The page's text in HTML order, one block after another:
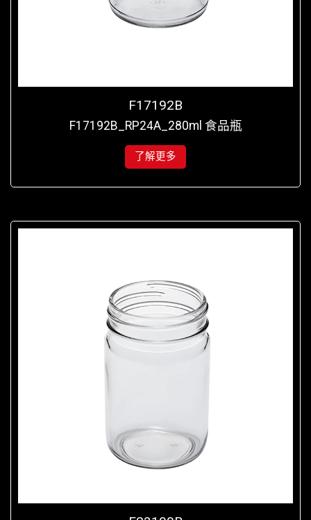
F17192B
F17192B_RP24A_280ml 食品瓶
了解更多